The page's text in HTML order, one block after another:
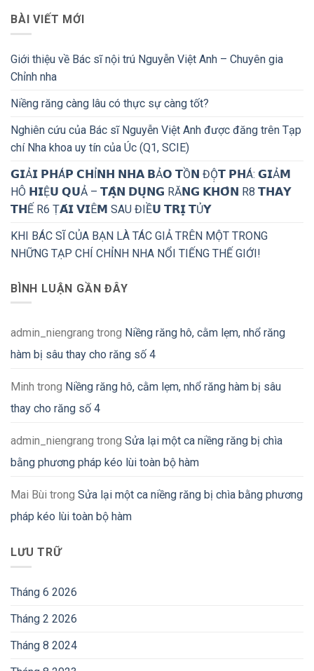
BÀI VIẾT MỚI
Giới thiệu về Bác sĩ nội trú Nguyễn Việt Anh – Chuyên gia
Chỉnh nha
Niềng răng càng lâu có thực sự càng tốt?
Nghiên cứu của Bác sĩ Nguyễn Việt Anh được đăng trên Tạp
chí Nha khoa uy tín của Úc (Q1, SCIE)
𝗚𝗜Ả𝗜 𝗣𝗛Á𝗣 𝗖𝗛Ỉ𝗡𝗛 𝗡𝗛𝗔 𝗕Ả𝗢 𝗧Ồ𝗡 ĐỘ̣𝗧 𝗣𝗛Á: 𝗚𝗜Ả𝗠
HÔ 𝗛𝗜Ệ𝗨 𝗤𝗨Ả – 𝗧𝗔̣̂𝗡 𝗗𝗨̣𝗡𝗚 RĂ𝗡𝗚 𝗞𝗛𝗢̂𝗡 R8 𝗧𝗛𝗔𝗬
𝗧𝗛Ế R6 Ṭ𝗔́𝗜 𝗩𝗜Ê𝗠 SAU ĐIỀ𝗨 𝗧𝗥𝗜̣ 𝗧Ủ𝗬
KHI BÁC SĨ CỦA BẠN LÀ TÁC GIẢ TRÊN MỘT TRONG
NHỮNG TẠP CHÍ CHỈNH NHA NỔI TIẾNG THẾ GIỚI!
BÌNH LUẬN GẦN ĐÂY
admin_niengrang trong Niềng răng hô, cằm lẹm, nhổ răng
hàm bị sâu thay cho răng số 4
Minh trong Niềng răng hô, cằm lẹm, nhổ răng hàm bị sâu
thay cho răng số 4
admin_niengrang trong Sửa lại một ca niềng răng bị chìa
bằng phương pháp kéo lùi toàn bộ hàm
Mai Bùi trong Sửa lại một ca niềng răng bị chìa bằng phương
pháp kéo lùi toàn bộ hàm
LƯU TRỮ
Tháng 6 2026
Tháng 2 2026
Tháng 8 2024